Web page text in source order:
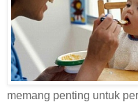
memang penting untuk